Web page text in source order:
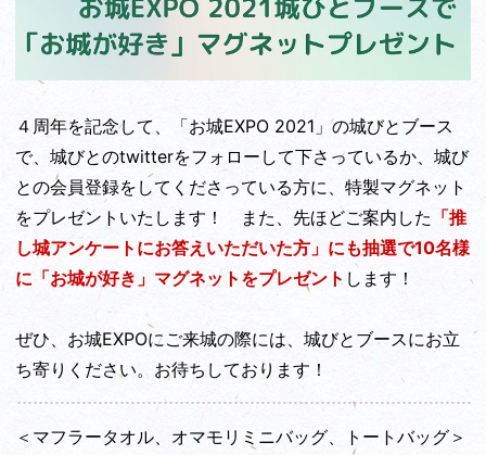
４周年を記念して、「お城EXPO 2021」の城びとブース
で、城びとのtwitterをフォローして下さっているか、城び
との会員登録をしてくださっている方に、特製マグネット
をプレゼントいたします！ また、先ほどご案内した 「推
し城アンケートにお答えいただいた方」にも抽選で10名様
に「お城が好き」マグネットをプレゼント します！
ぜひ、お城EXPOにご来城の際には、城びとブースにお立
ち寄りください。お待ちしております！
＜マフラータオル、オマモリミニバッグ、トートバッグ＞